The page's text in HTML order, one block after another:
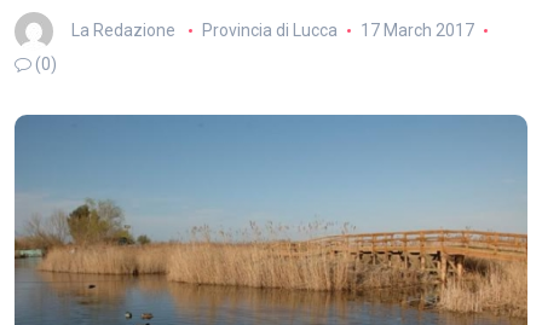
La Redazione Provincia di Lucca
17 March 2017
(0)